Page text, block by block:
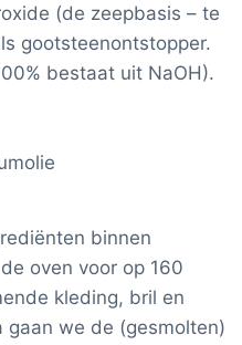
(de zeepbasis – te
gootsteenontstopper.
bestaat uit NaOH).
binnen
oven voor op 160
kleding, bril en
gaan we de (gesmolten)